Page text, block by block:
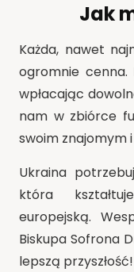
Jak
Każda, nawet
ogromnie cenna.
wpłacając
nam w zbiórce
swoim znajomym
Ukraina
która
europejską.
Biskupa Sofrona
lepszą przyszłość!